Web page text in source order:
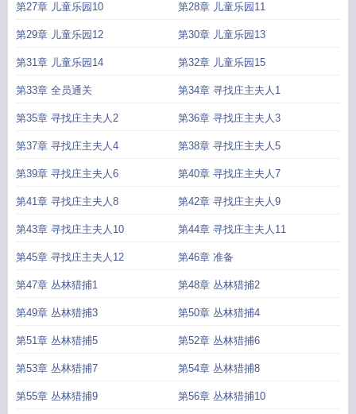
第27章 儿童乐园10 第28章 儿童乐园11
第29章 儿童乐园12 第30章 儿童乐园13
第31章 儿童乐园14 第32章 儿童乐园15
第33章 全员通关 第34章 寻找庄主夫人1
第35章 寻找庄主夫人2 第36章 寻找庄主夫人3
第37章 寻找庄主夫人4 第38章 寻找庄主夫人5
第39章 寻找庄主夫人6 第40章 寻找庄主夫人7
第41章 寻找庄主夫人8 第42章 寻找庄主夫人9
第43章 寻找庄主夫人10 第44章 寻找庄主夫人11
第45章 寻找庄主夫人12 第46章 准备
第47章 丛林猎捕1 第48章 丛林猎捕2
第49章 丛林猎捕3 第50章 丛林猎捕4
第51章 丛林猎捕5 第52章 丛林猎捕6
第53章 丛林猎捕7 第54章 丛林猎捕8
第55章 丛林猎捕9 第56章 丛林猎捕10